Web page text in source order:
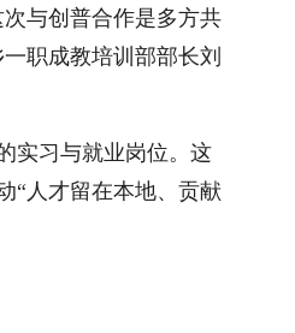
与创普合作是多方共
职成教培训部部长刘
实习与就业岗位。这
“人才留在本地、贡献